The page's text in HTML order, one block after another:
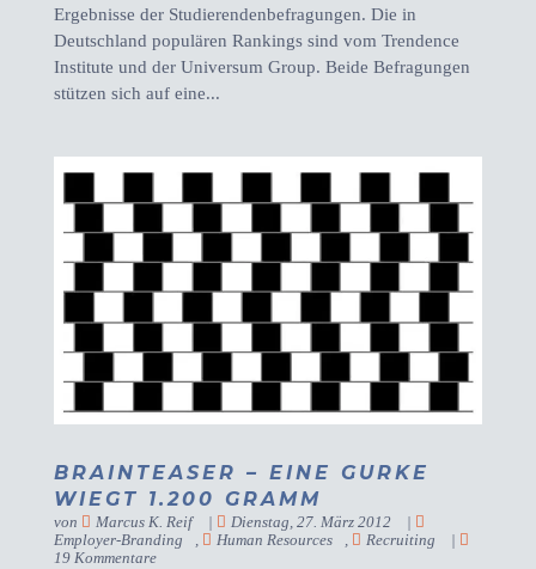
Ergebnisse der Studierendenbefragungen. Die in
Deutschland populären Rankings sind vom Trendence
Institute und der Universum Group. Beide Befragungen
stützen sich auf eine...
BRAINTEASER – EINE GURKE
WIEGT 1.200 GRAMM
von Marcus K. Reif | Dienstag, 27. März 2012
|
Employer-Branding
, Human Resources , Recruiting
|
19 Kommentare